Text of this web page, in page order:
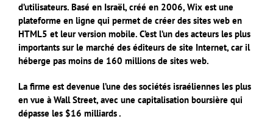
d’utilisateurs. Basé en Israël, créé en 2006, Wix est une
plateforme en ligne qui permet de créer des sites web en
HTML5 et leur version mobile. C’est l’un des acteurs les plus
importants sur le marché des éditeurs de site Internet, car il
héberge pas moins de 160 millions de sites web.
La firme est devenue l’une des sociétés israéliennes les plus
en vue à Wall Street, avec une capitalisation boursière qui
dépasse les $16 milliards .